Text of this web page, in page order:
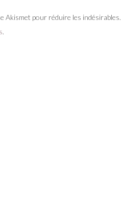
Akismet pour réduire les indésirables.
.